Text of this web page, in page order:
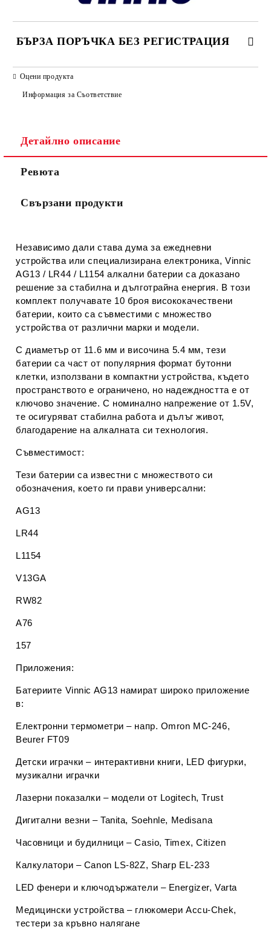
БЪРЗА ПОРЪЧКА БЕЗ РЕГИСТРАЦИЯ
Съгласен съм с
Ние ще се свържем с вас в рамките на работния ден.
Оцени продукта
Информация за Съответствие
Детайлно описание
Ревюта
Свързани продукти
Независимо дали става дума за ежедневни
устройства или специализирана електроника,Vinnic
AG13 / LR44 / L1154 алкални батерии са доказано
решение за стабилна и дълготрайна енергия. В този
комплект получавате 10 броя висококачествени
батерии, които са съвместими с множество
устройства от различни марки и модели.
С диаметър от 11.6 мм и височина 5.4 мм, тези
батерии са част от популярния формат бутонни
клетки, използвани в компактни устройства, където
пространството е ограничено, но надеждността е от
ключово значение. С номинално напрежение от 1.5V,
те осигуряват стабилна работа и дълъг живот,
благодарение на алкалната си технология.
Съвместимост:
Тези батерии са известни с множеството си
обозначения, което ги прави универсални:
AG13
LR44
L1154
V13GA
RW82
A76
157
Приложения:
Батериите Vinnic AG13 намират широко приложение
в:
Електронни термометри – напр. Omron MC-246,
Beurer FT09
Детски играчки – интерактивни книги, LED фигурки,
музикални играчки
Лазерни показалки – модели от Logitech, Trust
Дигитални везни – Tanita, Soehnle, Medisana
Часовници и будилници – Casio, Timex, Citizen
Калкулатори – Canon LS-82Z, Sharp EL-233
LED фенери и ключодържатели – Energizer, Varta
Медицински устройства – глюкомери Accu-Chek,
тестери за кръвно налягане